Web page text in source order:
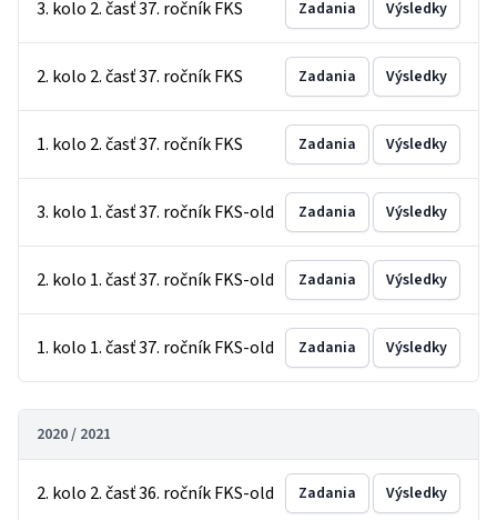
3. kolo 2. časť 37. ročník FKS Zadania Výsledky
2. kolo 2. časť 37. ročník FKS Zadania Výsledky
1. kolo 2. časť 37. ročník FKS Zadania Výsledky
3. kolo 1. časť 37. ročník FKS-old Zadania Výsledky
2. kolo 1. časť 37. ročník FKS-old Zadania Výsledky
1. kolo 1. časť 37. ročník FKS-old Zadania Výsledky
2020 / 2021
2. kolo 2. časť 36. ročník FKS-old Zadania Výsledky